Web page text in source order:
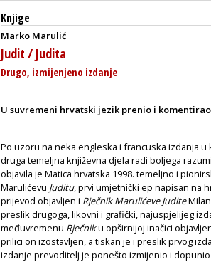
Knjige
Marko Marulić
Judit / Judita
Drugo, izmijenjeno izdanje
U suvremeni hrvatski jezik prenio i
Po uzoru na neka engleska i francuska izdanja
druga temeljna književna djela radi boljega
objavila je Matica hrvatska 1998. temeljno i
Marulićevu Juditu, prvi umjetnički ep napisan na
prijevod objavljen i Rječnik Marulićeve Judite
preslik drugoga, likovni i grafički, najuspjelijeg
međuvremenu Rječniku opširnijoj inačici
prilici on izostavljen, a tiskan je i preslik prvog
izdanje prevoditelj je ponešto izmijenio i